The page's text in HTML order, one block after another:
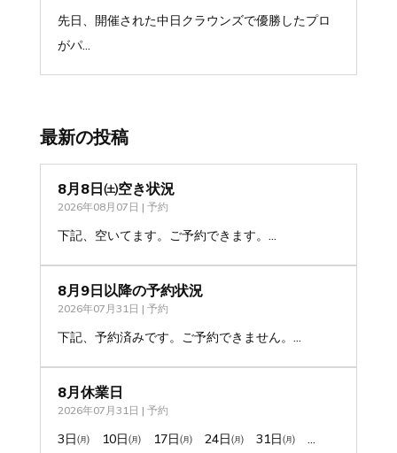
先日、開催された中日クラウンズで優勝したプロ
がパ...
最新の投稿
8月8日㈯空き状況
2026年08月07日 | 予約
下記、空いてます。ご予約できます。...
8月9日以降の予約状況
2026年07月31日 | 予約
下記、予約済みです。ご予約できません。...
8月休業日
2026年07月31日 | 予約
3日㈪ 10日㈪ 17日㈪ 24日㈪ 31日㈪ ...